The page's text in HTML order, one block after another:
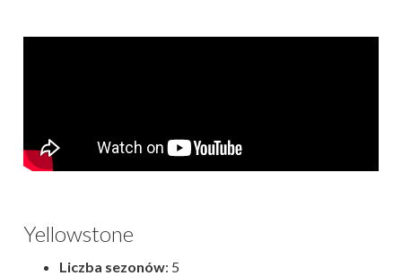
Yellowstone
Liczba sezonów: 5